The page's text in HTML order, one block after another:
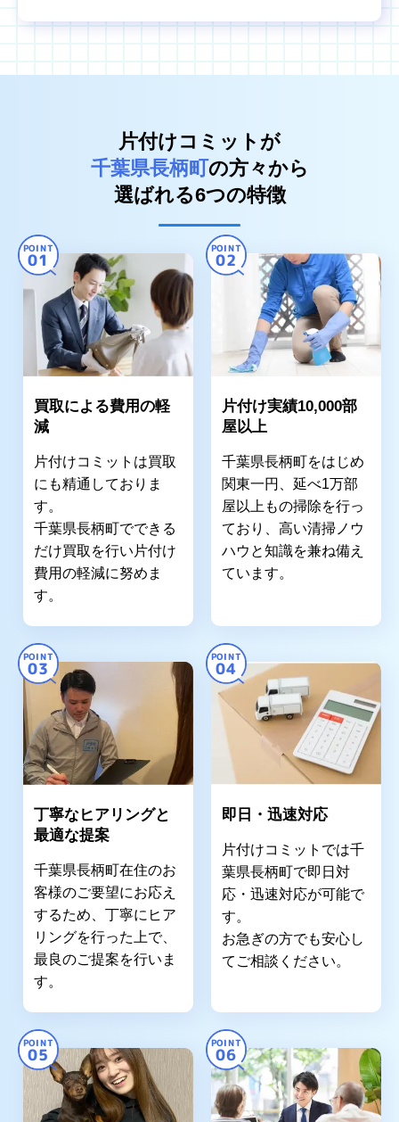
片付けコミットが
千葉県長柄町の方々から
選ばれる6つの特徴
POINT
01
買取による費用の軽
減
片付けコミットは買取
にも精通しておりま
す。
千葉県長柄町でできる
だけ買取を行い片付け
費用の軽減に努めま
す。
POINT
02
片付け実績10,000部
屋以上
千葉県長柄町をはじめ
関東一円、延べ1万部
屋以上もの掃除を行っ
ており、高い清掃ノウ
ハウと知識を兼ね備え
ています。
POINT
03
丁寧なヒアリングと
最適な提案
千葉県長柄町在住のお
客様のご要望にお応え
するため、丁寧にヒア
リングを行った上で、
最良のご提案を行いま
す。
POINT
04
即日・迅速対応
片付けコミットでは千
葉県長柄町で即日対
応・迅速対応が可能で
す。
お急ぎの方でも安心し
てご相談ください。
POINT
05
POINT
06